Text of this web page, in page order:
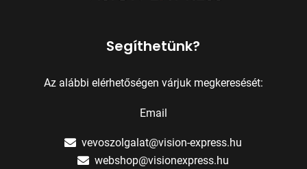
Segíthetünk?
Az alábbi elérhetőségen várjuk megkeresését:
Email
vevoszolgalat@vision-express.hu
webshop@visionexpress.hu